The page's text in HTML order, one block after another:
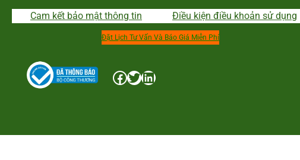
Cam kết bảo mật thông tin Điều kiện điều khoản sử dụng
Đặt Lịch Tư Vấn Và Báo Giá Miễn Phí
Facebook Twitter LinkedIn